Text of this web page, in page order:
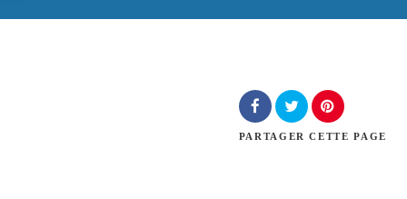
PARTAGER CETTE PAGE